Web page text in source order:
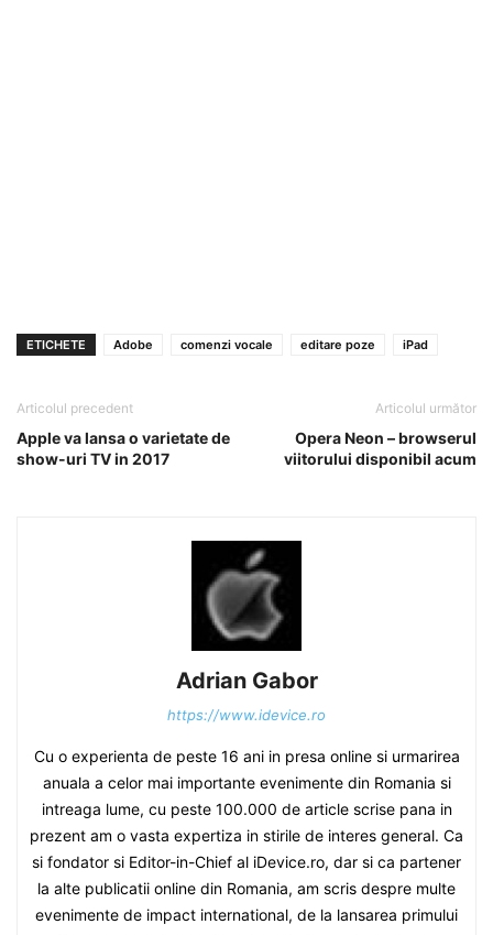
ETICHETE Adobe comenzi vocale editare poze iPad
Articolul precedent
Apple va lansa o varietate de
show-uri TV in 2017
Articolul următor
Opera Neon – browserul
viitorului disponibil acum
Adrian Gabor
https://www.idevice.ro
Cu o experienta de peste 16 ani in presa online si urmarirea
anuala a celor mai importante evenimente din Romania si
intreaga lume, cu peste 100.000 de article scrise pana in
prezent am o vasta expertiza in stirile de interes general. Ca
si fondator si Editor-in-Chief al iDevice.ro, dar si ca partener
la alte publicatii online din Romania, am scris despre multe
evenimente de impact international, de la lansarea primului